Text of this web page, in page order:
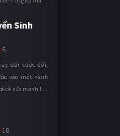
Sinh
5
đổi cuộc đời,
vào một hành
về sức mạnh lẫn
10